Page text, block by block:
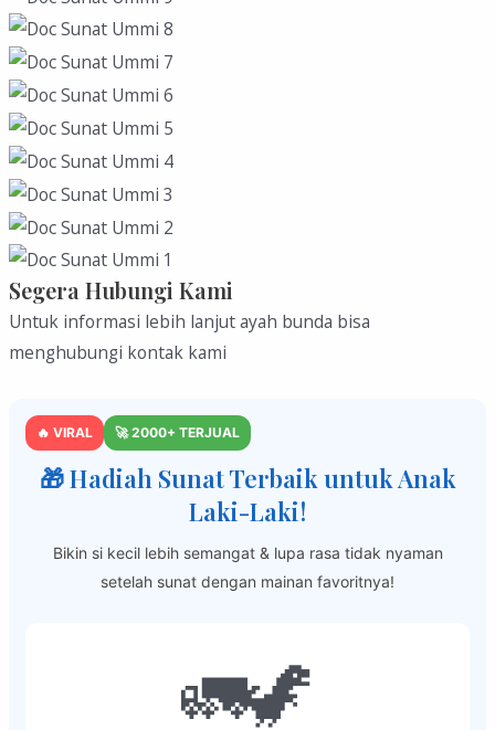
Segera Hubungi Kami
Untuk informasi lebih lanjut ayah bunda bisa
menghubungi kontak kami
🔥 VIRAL 🚀 2000+ TERJUAL
🎁 Hadiah Sunat Terbaik untuk Anak
Laki-Laki!
Bikin si kecil lebih semangat & lupa rasa tidak nyaman
setelah sunat dengan mainan favoritnya!
🚛🦖